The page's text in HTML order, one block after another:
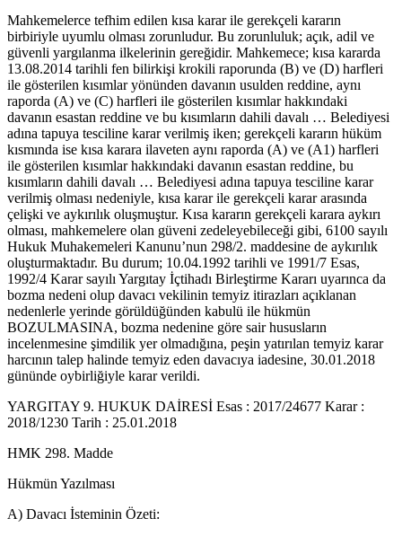
Mahkemelerce tefhim edilen kısa karar ile gerekçeli kararın
birbiriyle uyumlu olması zorunludur. Bu zorunluluk; açık, adil ve
güvenli yargılanma ilkelerinin gereğidir. Mahkemece; kısa kararda
13.08.2014 tarihli fen bilirkişi krokili raporunda (B) ve (D) harfleri
ile gösterilen kısımlar yönünden davanın usulden reddine, aynı
raporda (A) ve (C) harfleri ile gösterilen kısımlar hakkındaki
davanın esastan reddine ve bu kısımların dahili davalı … Belediyesi
adına tapuya tesciline karar verilmiş iken; gerekçeli kararın hüküm
kısmında ise kısa karara ilaveten aynı raporda (A) ve (A1) harfleri
ile gösterilen kısımlar hakkındaki davanın esastan reddine, bu
kısımların dahili davalı … Belediyesi adına tapuya tesciline karar
verilmiş olması nedeniyle, kısa karar ile gerekçeli karar arasında
çelişki ve aykırılık oluşmuştur. Kısa kararın gerekçeli karara aykırı
olması, mahkemelere olan güveni zedeleyebileceği gibi, 6100 sayılı
Hukuk Muhakemeleri Kanunu’nun 298/2. maddesine de aykırılık
oluşturmaktadır. Bu durum; 10.04.1992 tarihli ve 1991/7 Esas,
1992/4 Karar sayılı Yargıtay İçtihadı Birleştirme Kararı uyarınca da
bozma nedeni olup davacı vekilinin temyiz itirazları açıklanan
nedenlerle yerinde görüldüğünden kabulü ile hükmün
BOZULMASINA, bozma nedenine göre sair hususların
incelenmesine şimdilik yer olmadığına, peşin yatırılan temyiz karar
harcının talep halinde temyiz eden davacıya iadesine, 30.01.2018
gününde oybirliğiyle karar verildi.
YARGITAY 9. HUKUK DAİRESİ Esas : 2017/24677 Karar :
2018/1230 Tarih : 25.01.2018
HMK 298. Madde
Hükmün Yazılması
A) Davacı İsteminin Özeti: